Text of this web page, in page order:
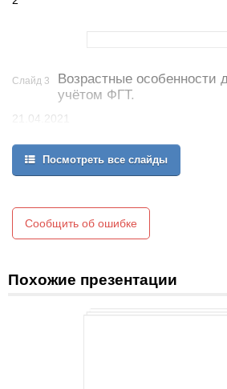
Слайд 3
Возрастные особенности
учётом ФГТ.
21.04.2021
3
Посмотреть все слайды
Сообщить об ошибке
Похожие презентации